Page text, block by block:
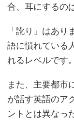
合、耳にするの
「訛り」はあ
語に慣れている
れるレベルです。
また、主要都市
が話す英語のア
ントとは異なっ